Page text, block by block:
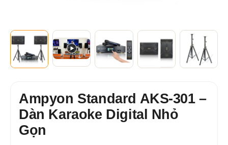
Ampyon Standard AKS-301 –
Dàn Karaoke Digital Nhỏ
Gọn